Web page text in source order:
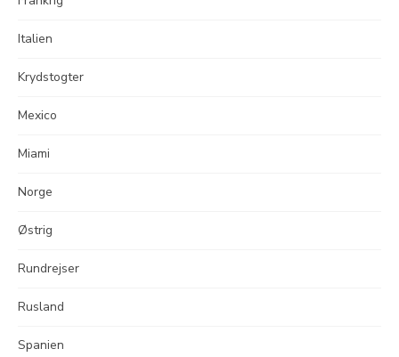
Italien
Krydstogter
Mexico
Miami
Norge
Østrig
Rundrejser
Rusland
Spanien